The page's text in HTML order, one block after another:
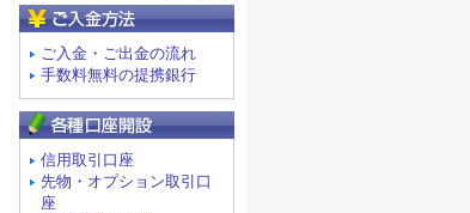
ご入金・ご出金の流れ
手数料無料の提携銀行
信用取引口座
先物・オプション取引口
座